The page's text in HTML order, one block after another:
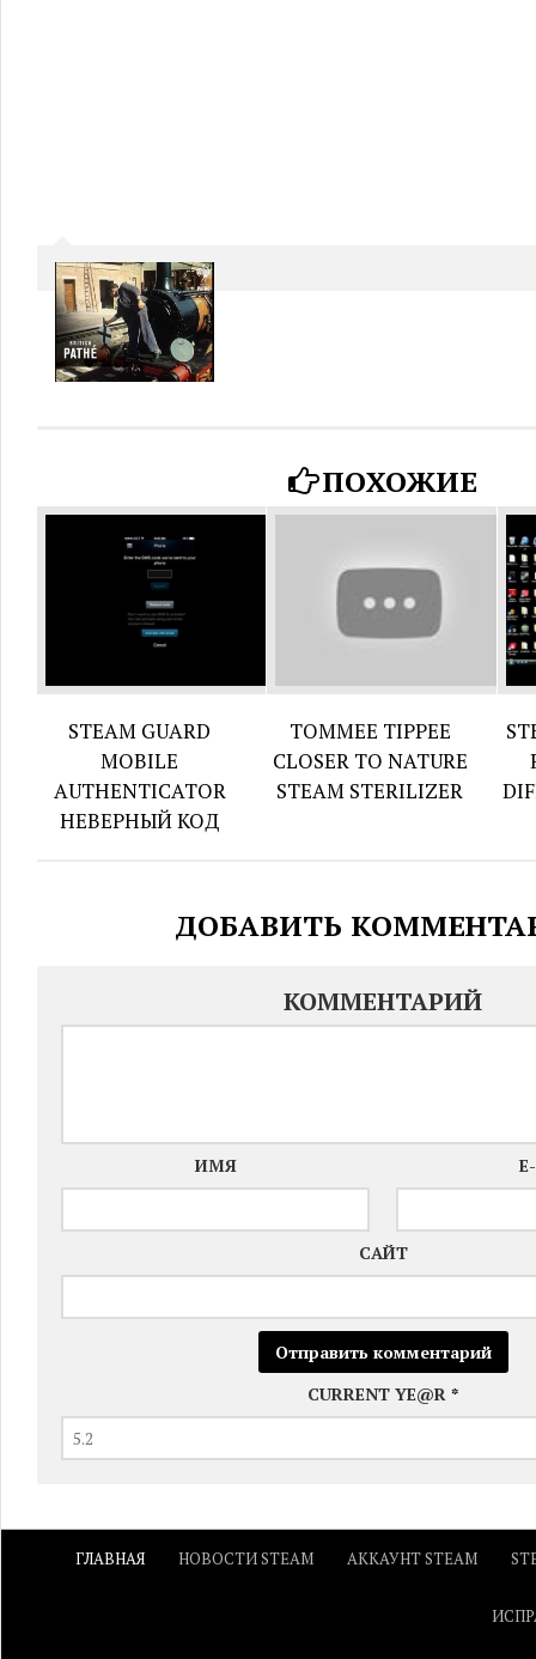
ПОХОЖИЕ
STEAM GUARD
MOBILE
AUTHENTICATOR
НЕВЕРНЫЙ КОД
TOMMEE TIPPEE
CLOSER TO NATURE
STEAM STERILIZER
ДОБАВИТЬ
КОММЕНТАРИЙ
ИМЯ
САЙТ
CURRENT YE@R *
ГЛАВНАЯ НОВОСТИ STEAM АККАУНТ STEAM